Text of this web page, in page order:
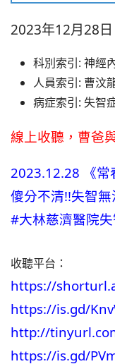
2023年12月28日
科別索引: 神經
人員索引: 曹汶
病症索引: 失智
線上收聽，曹爸
2023.12.28 《常
傻分不清!!失智
#大林慈濟醫院
收聽平台：
https://
https://is.gd/
http://
https://is.gd/